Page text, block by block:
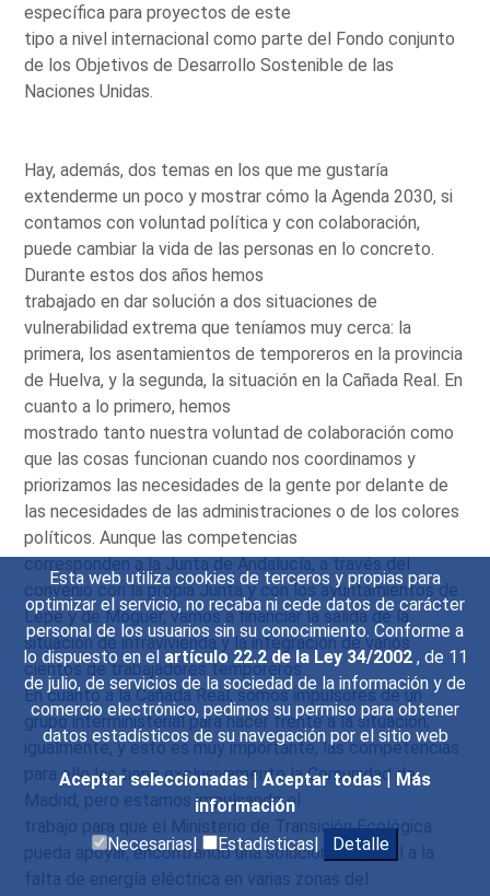
Esta web utiliza cookies de terceros y propias para
optimizar el servicio, no recaba ni cede datos de carácter
personal de los usuarios sin su conocimiento. Conforme a
lo dispuesto en el artículo 22.2 de la Ley 34/2002 , de 11
de julio, de servicios de la sociedad de la información y de
comercio electrónico, pedimos su permiso para obtener
datos estadísticos de su navegación por el sitio web
Aceptar seleccionadas|Aceptar todas| Más
información
Necesarias|
Estadísticas| Detalle
específica para proyectos de este
tipo a nivel internacional como parte del Fondo conjunto
de los Objetivos de Desarrollo Sostenible de las
Naciones Unidas.
Hay, además, dos temas en los que me gustaría
extenderme un poco y mostrar cómo la Agenda 2030, si
contamos con voluntad política y con colaboración,
puede cambiar la vida de las personas en lo concreto.
Durante estos dos años hemos
trabajado en dar solución a dos situaciones de
vulnerabilidad extrema que teníamos muy cerca: la
primera, los asentamientos de temporeros en la provincia
de Huelva, y la segunda, la situación en la Cañada Real. En
cuanto a lo primero, hemos
mostrado tanto nuestra voluntad de colaboración como
que las cosas funcionan cuando nos coordinamos y
priorizamos las necesidades de la gente por delante de
las necesidades de las administraciones o de los colores
políticos. Aunque las competencias
corresponden a la Junta de Andalucía, a través del
convenio con la propia Junta y con los ayuntamientos de
Lepe y de Moguer, vamos a financiar la salida de la
situación de infravivienda y la integración de varios
cientos de trabajadores temporeros.
En cuanto a la Cañada Real, somos impulsores de un
grupo interministerial para hacer frente a la situación;
igualmente, y esto es muy importante, las competencias
para ello las tiene exclusivamente la Comunidad de
Madrid, pero estamos impulsando el
trabajo para que el Ministerio de Transición Ecológica
pueda apoyar, encontrando una solución temporal a la
falta de energía eléctrica en varias zonas del